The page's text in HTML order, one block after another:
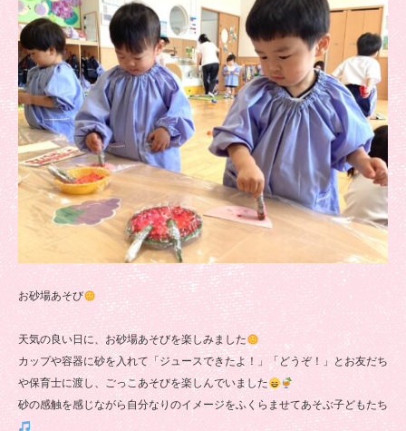
お砂場あそび
天気の良い日に、お砂場あそびを楽しみました
カップや容器に砂を入れて「ジュースできたよ！」「どうぞ！」とお友だち
や保育士に渡し、ごっこあそびを楽しんでいました
砂の感触を感じながら自分なりのイメージをふくらませてあそぶ子どもたち